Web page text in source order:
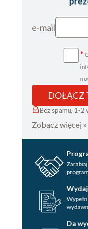
e-mail
*
DOŁĄCZ
Bez spamu, 1-
Zobacz więcej »
Da